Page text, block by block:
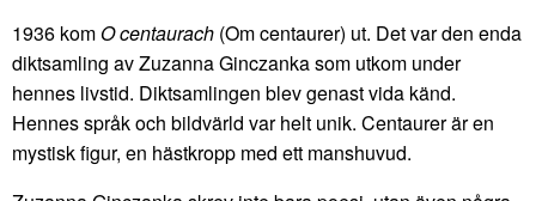
1936 komO centaurach (Om centaurer) ut. Det var den enda
diktsamling av Zuzanna Ginczanka som utkom under
hennes livstid. Diktsamlingen blev genast vida känd.
Hennes språk och bildvärld var helt unik. Centaurer är en
mystisk figur, en hästkropp med ett manshuvud.